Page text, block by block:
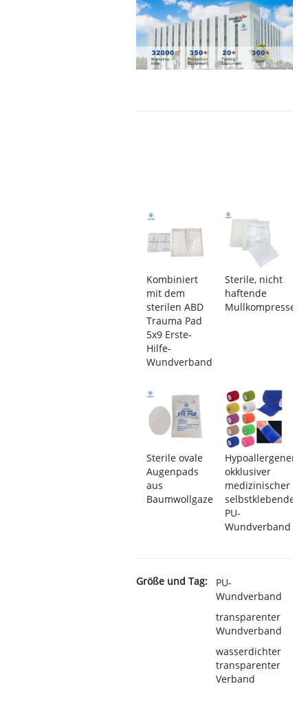
Kombiniert
mit dem
sterilen ABD
Trauma Pad
5x9 Erste-
Hilfe-
Wundverband
Sterile, nicht
haftende
Sterile ovale
Augenpads
aus
Baumwollgaze
Hypoallergener
okklusiver
medizinischer
selbstklebender
PU-
Wundverband
Größe und Tag:
PU-
Wundverband
transparenter
Wundverband
wasserdichter
transparenter
Verband